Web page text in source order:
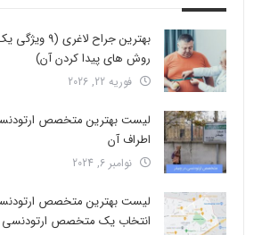
بهترین جراح
روش های پیدا کردن آن)
فوریه 22, 2026
لیست بهترین متخصص
اطراف آن
نوامبر 6, 2024
لیست بهترین متخصص
انتخاب یک متخصص ارتودنسی